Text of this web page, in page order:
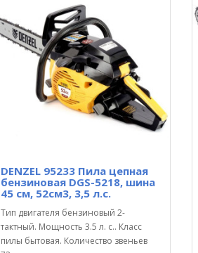
DENZEL 95233 Пила цепная
бензиновая DGS-5218, шина
45 см, 52см3, 3,5 л.с.
Тип двигателя бензиновый 2-
тактный. Мощность 3.5 л. с.. Класс
пилы бытовая. Количество звеньев